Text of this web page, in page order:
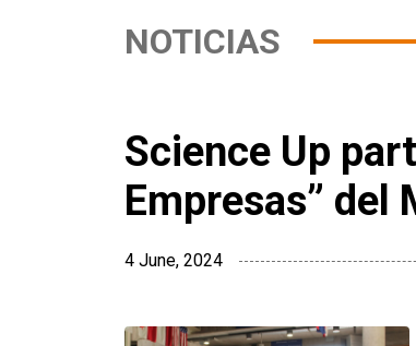
NOTICIAS
Science Up
Empresas” del
4 June, 2024